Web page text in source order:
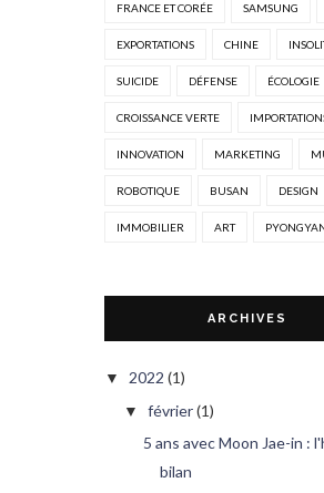
FRANCE ET CORÉE SAMSUNG
EXPORTATIONS CHINE
SUICIDE DÉFENSE ÉCOLOGIE
CROISSANCE VERTE
INNOVATION MARKETING
ROBOTIQUE BUSAN DESIGN
IMMOBILIER ART
ARCHIVES
▼ 2022 (1)
▼ février(1)
5 ans avec Moon Jae-in :
bilan